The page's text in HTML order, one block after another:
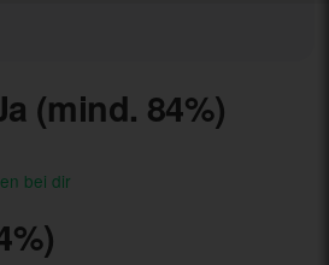
(mind. 84%)
bei dir